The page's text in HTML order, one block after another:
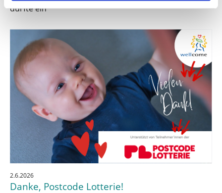
durfte ein
2.6.2026
Danke, Postcode Lotterie!